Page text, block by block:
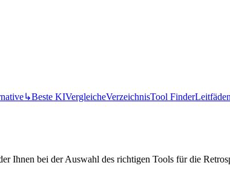
↳Beste KIVergleicheVerzeichnisTool FinderLeitfäden
Ihnen bei der Auswahl des richtigen Tools für die